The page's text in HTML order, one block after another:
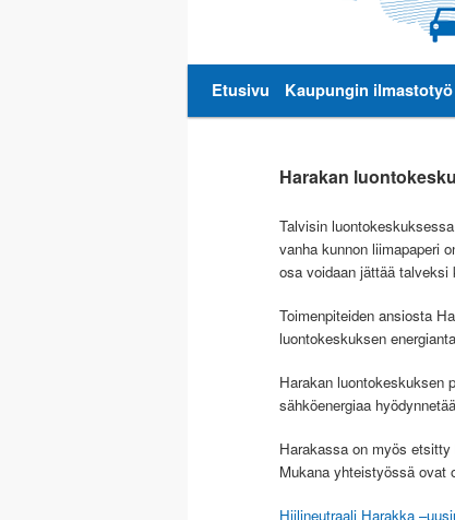
Päävalikko
Siirry
Siirry
Etusivu Kaupungin ilmastotyö
Harakan
Talvisin
vanha kunnon liimapaperi
osa voidaan jättää talveksi
Toimenpiteiden ansiosta
luontokeskuksen
Harakan luontokeskuksen
sähköenergiaa
Harakassa on myös
Mukana yhteistyössä ovat
Hiilineutraali Harakka